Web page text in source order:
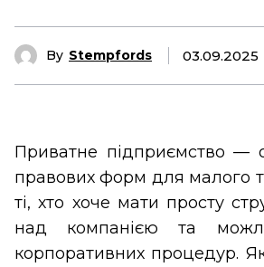
By Stempfords 03.09.2025
Приватне підприємство —
правових форм для малого
ті, хто хоче мати просту
над компанією та
корпоративних процедур.